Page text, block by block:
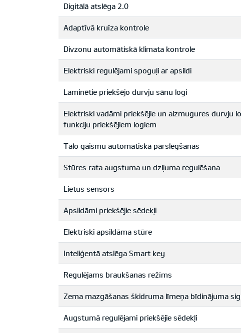
Digitālā atslēga 2.0
Adaptīvā kruīza kontrole
Divzonu automātiskā klimata kontrole
Elektriski regulējami spoguļi ar apsildi
Laminētie priekšējo durvju sānu logi
Elektriski vadāmi priekšējie un aizmugures durvju
funkciju priekšējiem logiem
Tālo gaismu automātiskā pārslēgšanās
Stūres rata augstuma un dziļuma regulēšana
Lietus sensors
Apsildāmi priekšējie sēdekļi
Elektriski apsildāma stūre
Inteliģentā atslēga Smart key
Regulējams braukšanas režīms
Zema mazgāšanas škidruma līmeņa bīdinājuma
Augstumā regulējami priekšējie sēdekļi